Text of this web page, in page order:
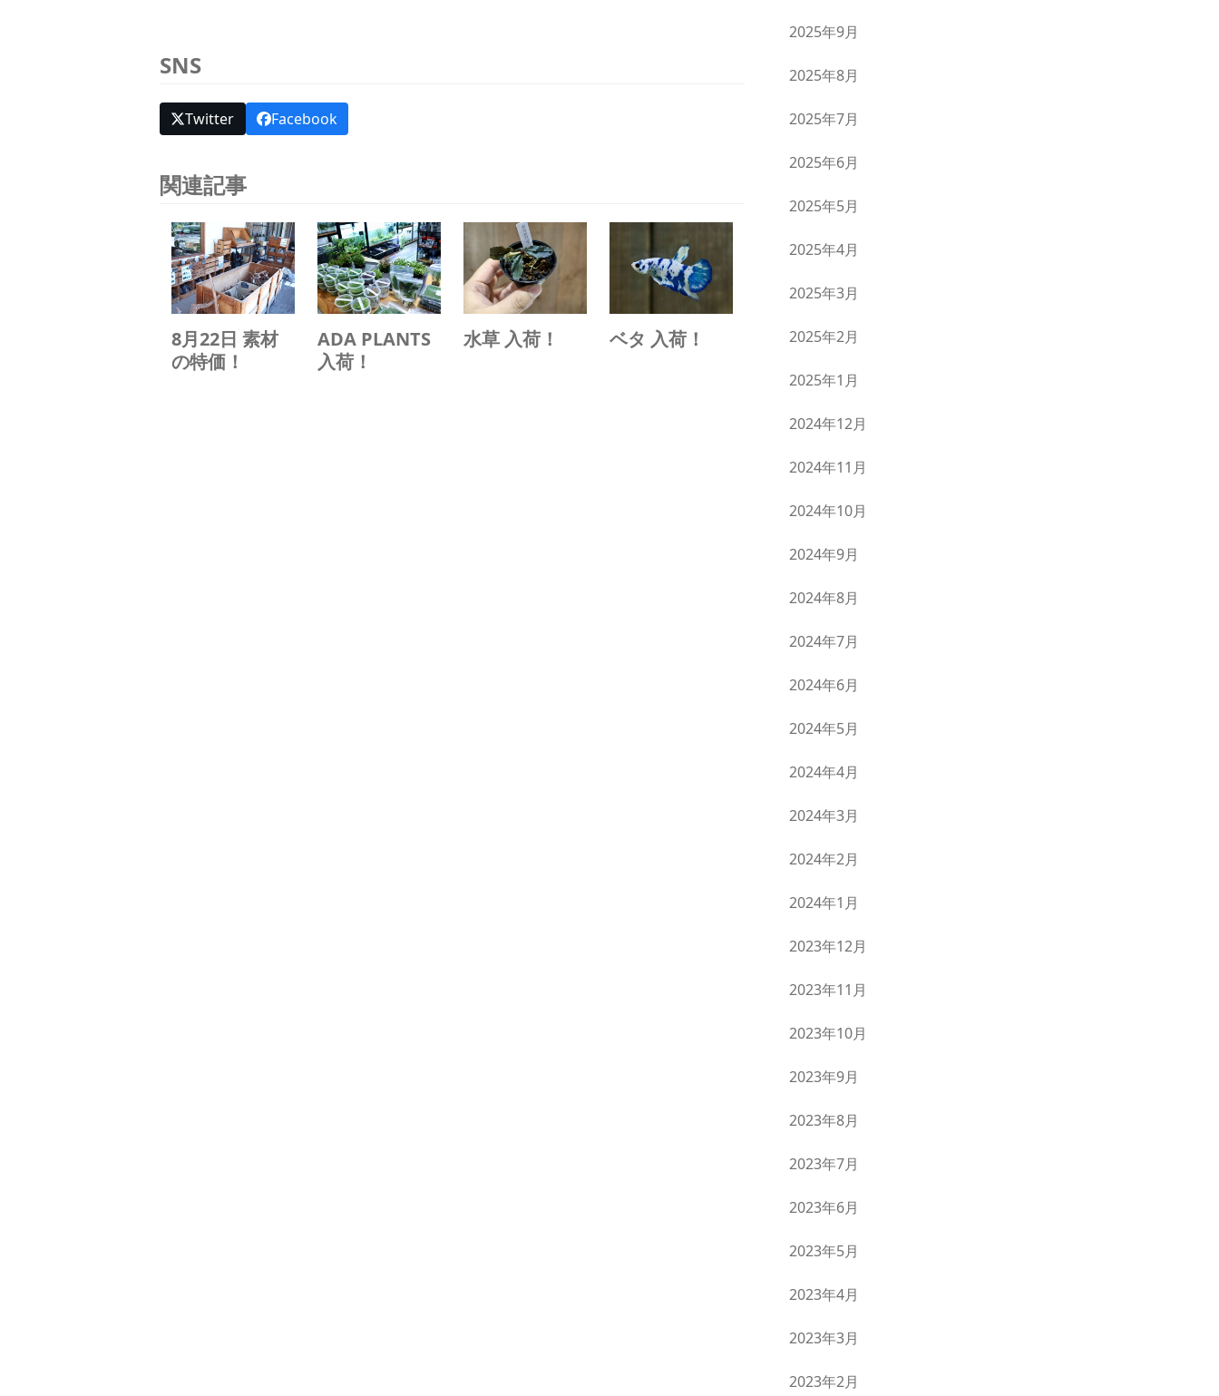
SNS
Twitter Facebook
関連記事
8月22日 素材
の特価！
ADA PLANTS
入荷！
水草 入荷！ ベタ 入荷！
2025年9月
2025年8月
2025年7月
2025年6月
2025年5月
2025年4月
2025年3月
2025年2月
2025年1月
2024年12月
2024年11月
2024年10月
2024年9月
2024年8月
2024年7月
2024年6月
2024年5月
2024年4月
2024年3月
2024年2月
2024年1月
2023年12月
2023年11月
2023年10月
2023年9月
2023年8月
2023年7月
2023年6月
2023年5月
2023年4月
2023年3月
2023年2月